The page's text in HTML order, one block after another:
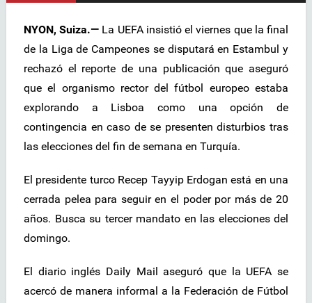
NYON, Suiza.— La UEFA insistió el viernes que la final
de la Liga de Campeones se disputará en Estambul y
rechazó el reporte de una publicación que aseguró
que el organismo rector del fútbol europeo estaba
explorando a Lisboa como una opción de
contingencia en caso de se presenten disturbios tras
las elecciones del fin de semana en Turquía.
El presidente turco Recep Tayyip Erdogan está en una
cerrada pelea para seguir en el poder por más de 20
años. Busca su tercer mandato en las elecciones del
domingo.
El diario inglés Daily Mail aseguró que la UEFA se
acercó de manera informal a la Federación de Fútbol